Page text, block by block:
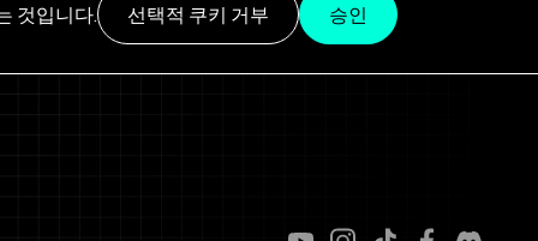
것입니다. 선택적 쿠키 거부 승인